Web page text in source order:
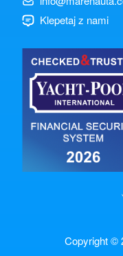
Klepetaj z nami
Copyright ©